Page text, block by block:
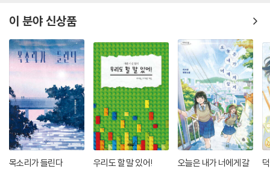
격차가 심화된 사회에서 로봇이 인간을 대체해 일선에서 활동하면서, 그에
따라 로봇을 향한 사람들의 혐오와 폭력도 넘쳐 나기 시작한다. 소이는 소
녀 안드로이드로 오인받아 로봇 혐오주의자들에게 하마터면 큰 봉변을 당
할 뻔하기도 한다.
“사람들 참 이상하지? 자기 닮은 인형을 만들려고 오만 애를 쓰다가 막상
비슷해지면 더럭 겁을 먹고 망가뜨리려고 한다니까. 안드로이드 로봇이 그
런 인형과 뭐가 달라.” (27면)
이 분야 신상품
목소리가 들린다 우리도 할 말 있어!
오늘은 내가 너에게 갈